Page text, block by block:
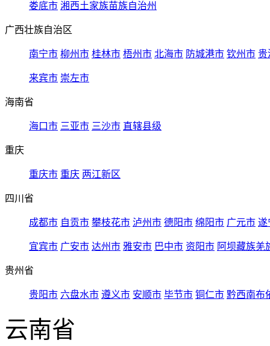
娄底市 湘西土家族苗族自治州
广西壮族自治区
南宁市 柳州市 桂林市 梧州市 北海市 防城港市 钦州市 贵
来宾市 崇左市
海南省
海口市 三亚市 三沙市 直辖县级
重庆
重庆市 重庆 两江新区
四川省
成都市 自贡市 攀枝花市 泸州市 德阳市 绵阳市 广元市 遂
宜宾市 广安市 达州市 雅安市 巴中市 资阳市 阿坝藏族羌
贵州省
贵阳市 六盘水市 遵义市 安顺市 毕节市 铜仁市 黔西南布
云南省